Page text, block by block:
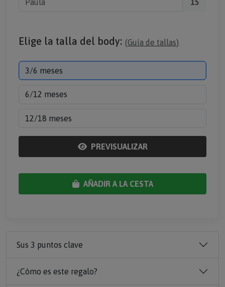
Elige la talla del body: (Guía de tallas)
3/6 meses
6/12 meses
12/18 meses
PREVISUALIZAR
AÑADIR A LA CESTA
Sus 3 puntos clave
¿Cómo es este regalo?